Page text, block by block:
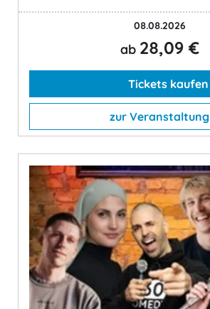
08.08.2026
ab 28,09 €
Tickets kaufen
zur Veranstaltung